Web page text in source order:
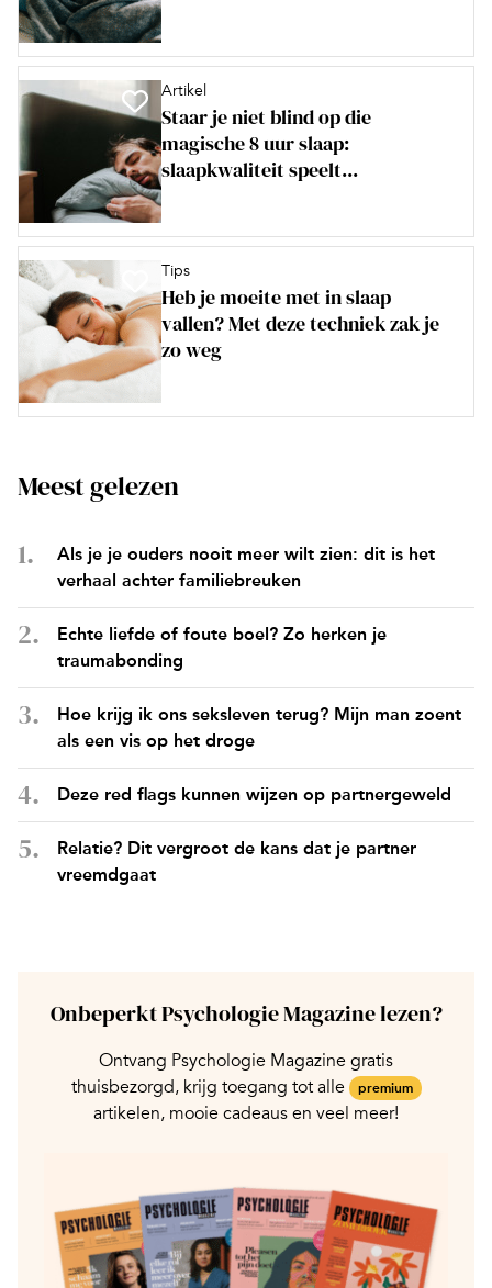
Artikel
Staar je niet blind op die
magische 8 uur slaap:
slaapkwaliteit speelt...
Tips
Heb je moeite met in slaap
vallen? Met deze techniek zak je
zo weg
Meest gelezen
Als je je ouders nooit meer wilt zien: dit is het
verhaal achter familiebreuken
Echte liefde of foute boel? Zo herken je
traumabonding
Hoe krijg ik ons seksleven terug? Mijn man zoent
als een vis op het droge
Deze red flags kunnen wijzen op partnergeweld
Relatie? Dit vergroot de kans dat je partner
vreemdgaat
Onbeperkt Psychologie Magazine lezen?
Ontvang Psychologie Magazine gratis
thuisbezorgd, krijg toegang tot alle
premium
artikelen, mooie cadeaus en veel meer!